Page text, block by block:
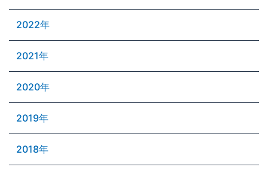
2022年
2021年
2020年
2019年
2018年